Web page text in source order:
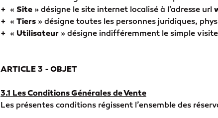
+ « Site » désigne le site internet localisé à l'adresse url
+ « Tiers » désigne toutes les personnes juridiques,
+ « Utilisateur » désigne indifféremment le simple
ARTICLE 3 - OBJET
3.1 Les Conditions Générales de Vente
Les présentes conditions régissent l’ensemble des